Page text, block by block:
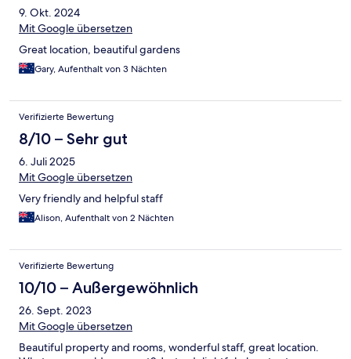
9. Okt. 2024
Mit Google übersetzen
Great location, beautiful gardens
Gary, Aufenthalt von 3 Nächten
Verifizierte Bewertung
8/10 – Sehr gut
6. Juli 2025
Mit Google übersetzen
Very friendly and helpful staff
Alison, Aufenthalt von 2 Nächten
Verifizierte Bewertung
10/10 – Außergewöhnlich
26. Sept. 2023
Mit Google übersetzen
Beautiful property and rooms, wonderful staff, great location.